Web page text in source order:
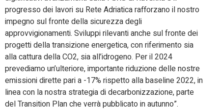
progresso dei lavori su Rete Adriatica rafforzano il nostro
impegno sul fronte della sicurezza degli
approvvigionamenti. Sviluppi rilevanti anche sul fronte dei
progetti della transizione energetica, con riferimento sia
alla cattura della CO2, sia all’idrogeno. Per il 2024
prevediamo un’ulteriore, importante riduzione delle nostre
emissioni dirette pari a -17% rispetto alla baseline 2022, in
linea con la nostra strategia di decarbonizzazione, parte
del Transition Plan che verrà pubblicato in autunno”.